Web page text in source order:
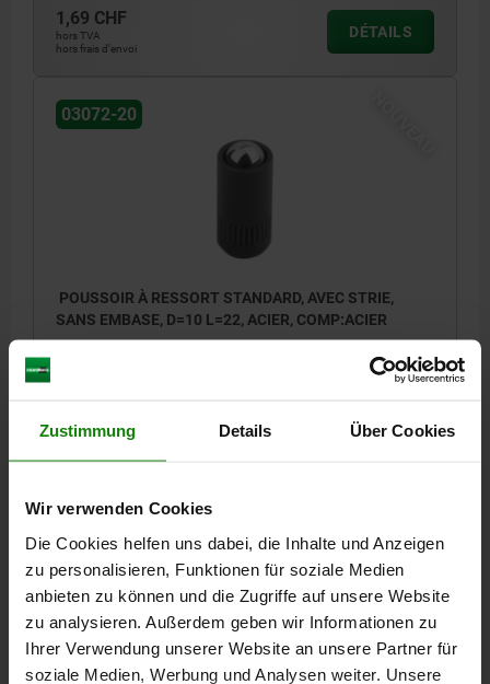
Zustimmung Details Über Cookies
Wir verwenden Cookies
Die Cookies helfen uns dabei, die Inhalte und Anzeigen
zu personalisieren, Funktionen für soziale Medien
anbieten zu können und die Zugriffe auf unsere Website
zu analysieren. Außerdem geben wir Informationen zu
Ihrer Verwendung unserer Website an unsere Partner für
soziale Medien, Werbung und Analysen weiter. Unsere
1,69 CHF
hors TVA
hors frais d’envoi
DÉTAILS
03072-20
POUSSOIR À RESSORT STANDARD, AVEC STRIE,
SANS EMBASE, D=10 L=22, ACIER, COMP:ACIER
DIAMÈTRE EXTÉRIEUR=10
FORCE DU RESSORT FINALE F2 ENV. N=100
hors TVA
DÉTAILS
NOUVEAU
03072-20